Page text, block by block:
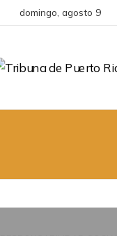
domingo, agosto 9